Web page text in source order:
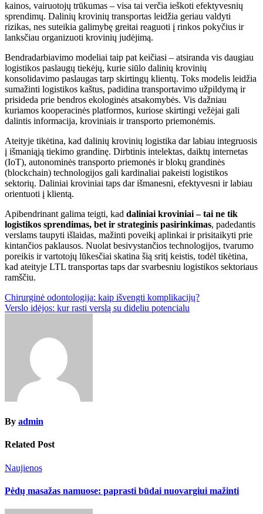
kainos, vairuotojų trūkumas – visa tai verčia ieškoti efektyvesnių
sprendimų. Dalinių krovinių transportas leidžia geriau valdyti
rizikas, nes suteikia galimybę greitai reaguoti į rinkos pokyčius ir
lanksčiau organizuoti krovinių judėjimą.
Bendradarbiavimo modeliai taip pat keičiasi – atsiranda vis daugiau
logistikos paslaugų tiekėjų, kurie siūlo dalinių krovinių
konsolidavimo paslaugas tarp skirtingų klientų. Toks modelis leidžia
sumažinti logistikos kaštus, padidina transportavimo užpildymą ir
prisideda prie bendros ekologinės atsakomybės. Vis dažniau
kuriamos kooperacinės platformos, kuriose skirtingi vežėjai gali
dalintis informacija, kroviniais ir transporto priemonėmis.
Ateityje tikėtina, kad dalinių krovinių logistika dar labiau integruosis
į išmaniąją tiekimo grandinę. Dirbtinis intelektas, daiktų internetas
(IoT), autonominės transporto priemonės ir blokų grandinės
(blockchain) technologijos gali kardinaliai pakeisti logistikos
sektorių. Daliniai kroviniai taps dar išmanesni, efektyvesni ir labiau
orientuoti į klientą.
Apibendrinant galima teigti, kad daliniai kroviniai – tai ne tik
logistikos sprendimas, bet ir strateginis pasirinkimas, padedantis
verslams taupyti išlaidas, mažinti poveikį aplinkai ir prisitaikyti prie
kintančios paklausos. Nuolat besivystančios technologijos, tvarumo
poreikis ir vartotojų lūkesčiai skatina šią sritį keistis, todėl tikėtina,
kad ateityje LTL transportas taps dar svarbesniu logistikos sektoriaus
ramščiu.
Post
navigation
Chirurginė odontologija: kaip išvengti komplikacijų?
Verslo idėjos: kur rasti verslą su dideliu potencialu
By admin
Related Post
Naujienos
Pėdų masažas namuose: paprasti būdai nuovargiui mažinti